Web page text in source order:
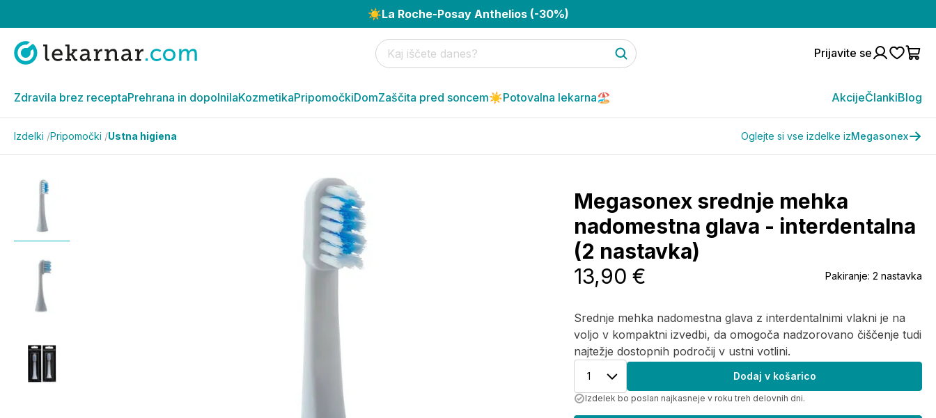
☀️La Roche-Posay Anthelios (-30%)
Prijavite se
Zdravila brez receptaPrehrana in dopolnilaKozmetikaPripomočkiDomZaščita pred soncem☀️Potovalna lekarna🏖️ AkcijeČlankiBlog
Izdelki /Pripomočki /Ustna higiena Oglejte si vse izdelke izMegasonex
Megasonex srednje mehka
nadomestna glava - interdentalna
(2 nastavka)
Srednje mehka nadomestna glava z interdentalnimi vlakni je na
voljo v kompaktni izvedbi, da omogoča nadzorovano čiščenje tudi
najtežje dostopnih področij v ustni votlini.
13,90 € Pakiranje: 2 nastavka
1 Dodaj v košarico
Izdelek bo poslan najkasneje v roku treh delovnih dni.